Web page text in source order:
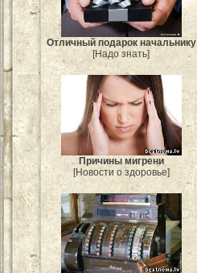
Отличный подарок начальнику
[Надо знать]
Причины мигрени
[Новости о здоровье]